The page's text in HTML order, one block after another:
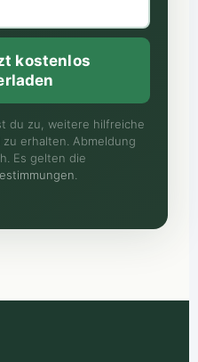
kostenlos
du zu, weitere hilfreiche
erhalten. Abmeldung
Es gelten die